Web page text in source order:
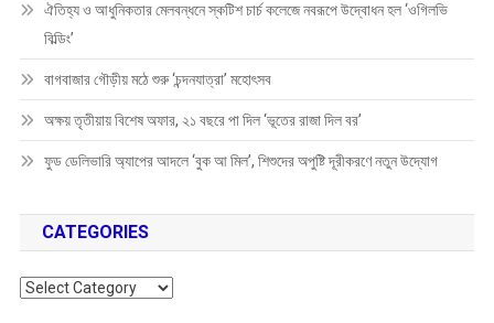
ঐতিহ্য ও আধুনিকতার মেলবন্ধনে স্কটিশ চার্চ কলেজে নবরূপে উদ্বোধন হল ‘ওগিলভি
বিল্ডিং’
বাগবাজার গৌড়ীয় মঠে শুরু ‘চন্দনযাত্রা’ মহোৎসব
অক্ষয় তৃতীয়ায় বিশেষ অফার, ২১ বছরে পা দিল ‘ভূতের রাজা দিল বর’
ফুড ডেলিভারি অ্যাপের আদলে ‘বুক আ মিল’, শিশুদের অপুষ্টি দূরীকরণে নতুন উদ্যোগ
CATEGORIES
Categories